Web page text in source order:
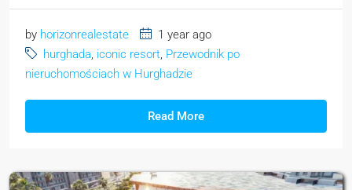
by horizonrealestate
1 year ago
hurghada iconic resort Przewodnik po
nieruchomościach w Hurghadzie
Read More